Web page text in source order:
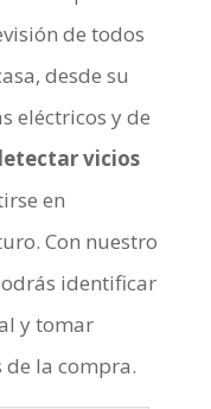
de todos
desde su
eléctricos y de
vicios
en
Con nuestro
identificar
y tomar
la compra.